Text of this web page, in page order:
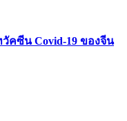
คซีน Covid-19 ของจีน